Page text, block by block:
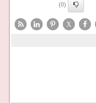
(0)
X